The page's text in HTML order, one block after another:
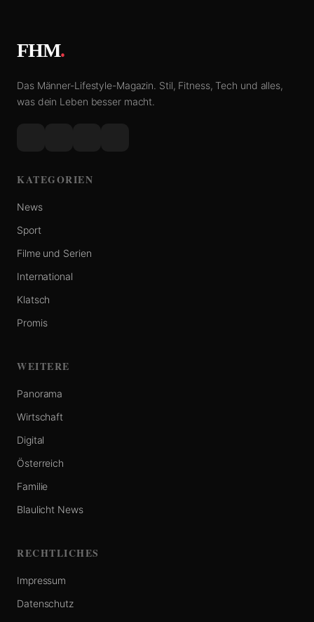
FHM.
Das Männer-Lifestyle-Magazin. Stil, Fitness, Tech und alles,
was dein Leben besser macht.
KATEGORIEN
News
Sport
Filme und Serien
International
Klatsch
Promis
WEITERE
Panorama
Wirtschaft
Digital
Österreich
Familie
Blaulicht News
RECHTLICHES
Impressum
Datenschutz